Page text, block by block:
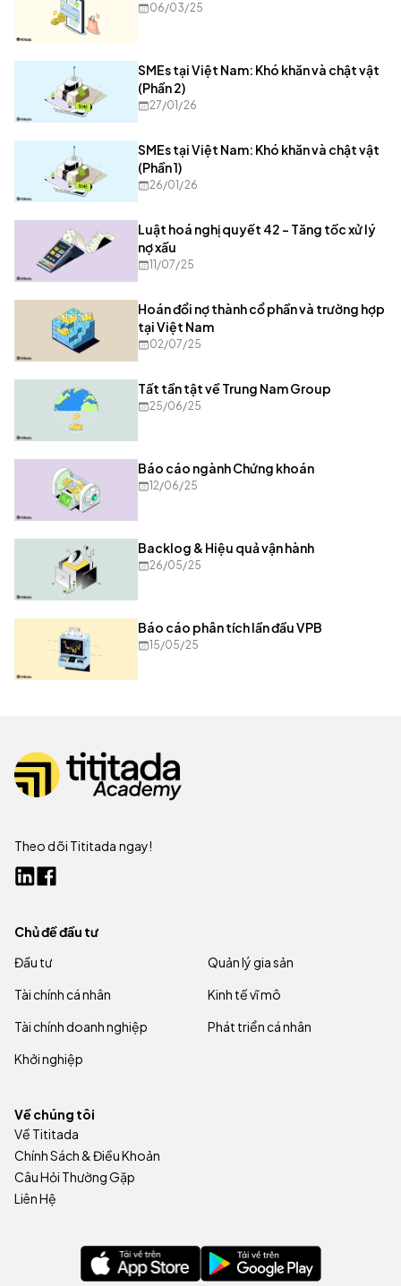
06/03/25
SMEs tại Việt Nam: Khó khăn và chật vật
(Phần 2)
27/01/26
SMEs tại Việt Nam: Khó khăn và chật vật
(Phần 1)
26/01/26
Luật hoá nghị quyết 42 – Tăng tốc xử lý
nợ xấu
11/07/25
Hoán đổi nợ thành cổ phần và trường hợp
tại Việt Nam
02/07/25
Tất tần tật về Trung Nam Group
25/06/25
Báo cáo ngành Chứng khoán
12/06/25
Backlog & Hiệu quả vận hành
26/05/25
Báo cáo phân tích lần đầu VPB
15/05/25
Theo dõi Tititada ngay!
Chủ đề đầu tư
Đầu tư
Quản lý gia sản
Tài chính cá nhân
Kinh tế vĩ mô
Tài chính doanh nghiệp
Phát triển cá nhân
Khởi nghiệp
Về chúng tôi
Về Tititada
Chính Sách & Điều Khoản
Câu Hỏi Thường Gặp
Liên Hệ